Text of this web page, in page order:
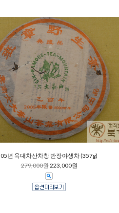
05년 육대차산차창 반장야생차 (357g)
279,000원223,000원